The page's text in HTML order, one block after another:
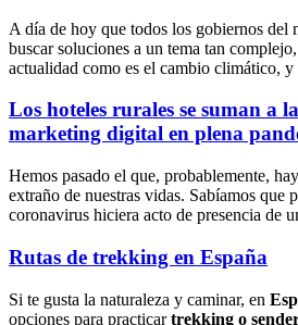
A día de hoy que todos los gobiernos del
buscar soluciones a un tema tan
actualidad como es el cambio climático, y
Los hoteles rurales se suman a
marketing digital en plena
Hemos pasado el que, probablemente,
extraño de nuestras vidas. Sabíamos que
coronavirus hiciera acto de presencia de
Rutas de trekking en España
Si te gusta la naturaleza y caminar, en
opciones para practicartrekking o